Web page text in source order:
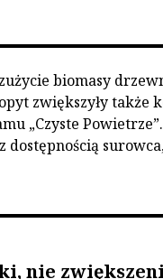
biomasy
zwiększyły także
„Czyste
nie